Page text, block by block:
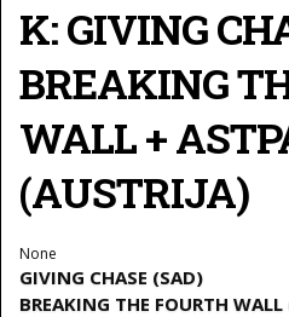
K: GIVING
BREAKING
WALL +
(AUSTRIJA)
None
GIVING CHASE (SAD)
BREAKING THE FOURTH